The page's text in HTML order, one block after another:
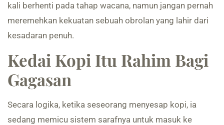
kali berhenti pada tahap wacana, namun jangan pernah
meremehkan kekuatan sebuah obrolan yang lahir dari
kesadaran penuh.
Kedai Kopi Itu Rahim Bagi
Gagasan
Secara logika, ketika seseorang menyesap kopi, ia
sedang memicu sistem sarafnya untuk masuk ke